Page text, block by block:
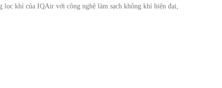
lọc khí của IQAir với công nghệ làm sạch không khí hiện đại,